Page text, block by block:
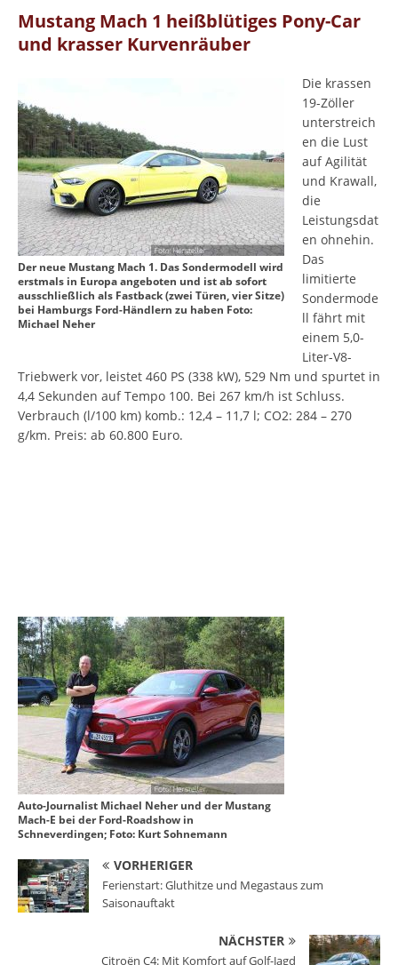
Mustang Mach 1 heißblütiges Pony-Car
und krasser Kurvenräuber
Der neue Mustang Mach 1. Das Sondermodell wird
erstmals in Europa angeboten und ist ab sofort
ausschließlich als Fastback (zwei Türen, vier Sitze)
bei Hamburgs Ford-Händlern zu haben Foto:
Michael Neher
Die krassen
19-Zöller
unterstreich
en die Lust
auf Agilität
und Krawall,
die
Leistungsdat
en ohnehin.
Das
limitierte
Sondermode
ll fährt mit
einem 5,0-
Liter-V8-
Triebwerk vor, leistet 460 PS (338 kW), 529 Nm und spurtet in
4,4 Sekunden auf Tempo 100. Bei 267 km/h ist Schluss.
Verbrauch (l/100 km) komb.: 12,4 – 11,7 l; CO2: 284 – 270
g/km. Preis: ab 60.800 Euro.
Auto-Journalist Michael Neher und der Mustang
Mach-E bei der Ford-Roadshow in
Schneverdingen; Foto: Kurt Sohnemann
VORHERIGER
Ferienstart: Gluthitze und Megastaus zum
Saisonauftakt
NÄCHSTER
Citroën C4: Mit Komfort auf Golf-Jagd